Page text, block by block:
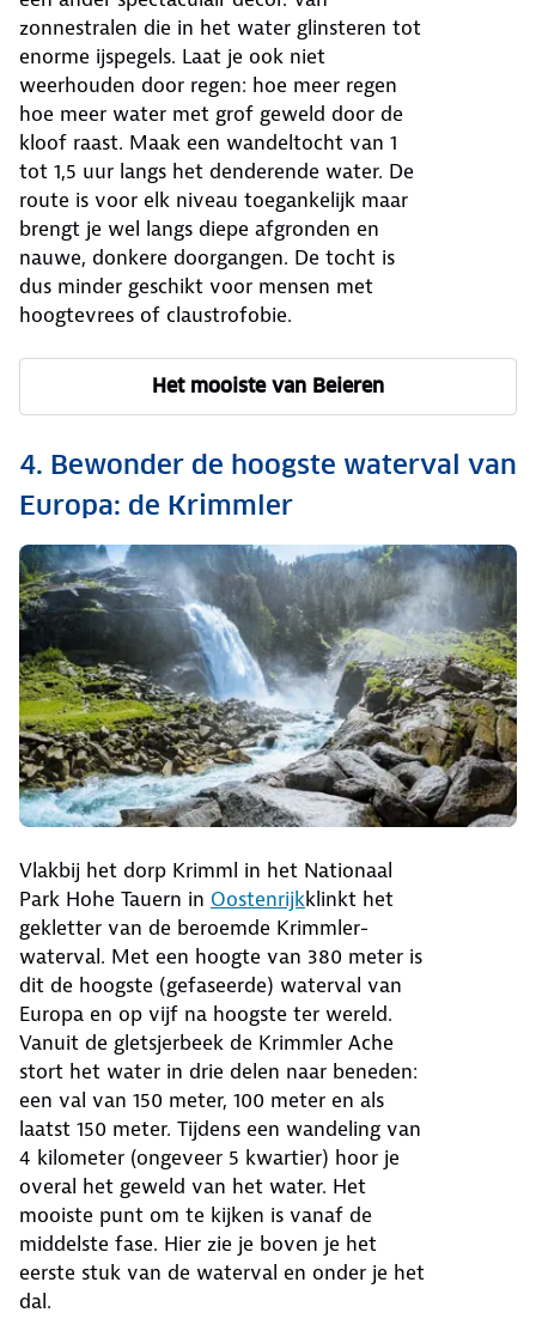
zonnestralen die in het water glinsteren tot
enorme ijspegels. Laat je ook niet
weerhouden door regen: hoe meer regen
hoe meer water met grof geweld door de
kloof raast. Maak een wandeltocht van 1
tot 1,5 uur langs het denderende water. De
route is voor elk niveau toegankelijk maar
brengt je wel langs diepe afgronden en
nauwe, donkere doorgangen. De tocht is
dus minder geschikt voor mensen met
hoogtevrees of claustrofobie.
Het mooiste van Beieren
4. Bewonder de hoogste waterval van
Europa: de Krimmler
Vlakbij het dorp Krimml in het Nationaal
Park Hohe Tauern in Oostenrijkklinkt het
gekletter van de beroemde Krimmler-
waterval. Met een hoogte van 380 meter is
dit de hoogste (gefaseerde) waterval van
Europa en op vijf na hoogste ter wereld.
Vanuit de gletsjerbeek de Krimmler Ache
stort het water in drie delen naar beneden:
een val van 150 meter, 100 meter en als
laatst 150 meter. Tijdens een wandeling van
4 kilometer (ongeveer 5 kwartier) hoor je
overal het geweld van het water. Het
mooiste punt om te kijken is vanaf de
middelste fase. Hier zie je boven je het
eerste stuk van de waterval en onder je het
dal.